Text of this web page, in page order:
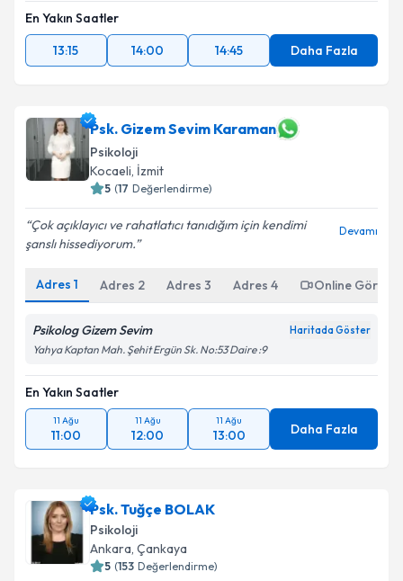
En Yakın Saatler
13:15
14:00 14:45 Daha Fazla
Psk. Gizem Sevim Karaman
Psikoloji
Kocaeli, İzmit
5 (17 Değerlendirme)
Çok açıklayıcı ve rahatlatıcı tanıdığım için kendimi
şanslı hissediyorum.
Devamı
Adres 1 Adres 2 Adres 3 Adres 4 Online
Psikolog Gizem Sevim Haritada Göster
Yahya Kaptan Mah. Şehit Ergün Sk. No:53 Daire :9
En Yakın Saatler
11 Ağu
11:00
11 Ağu
12:00
11 Ağu
13:00 Daha Fazla
Psk. Tuğçe BOLAK
Psikoloji
Ankara, Çankaya
5 (153 Değerlendirme)